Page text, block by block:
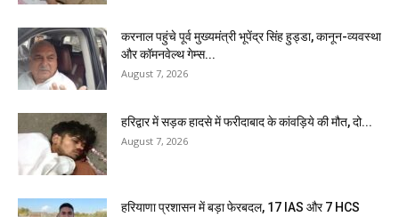
करनाल पहुंचे पूर्व मुख्यमंत्री भूपेंद्र सिंह हुड्डा, कानून-व्यवस्था
और कॉमनवेल्थ गेम्स...
August 7, 2026
हरिद्वार में सड़क हादसे में फरीदाबाद के कांवड़िये की मौत, दो...
August 7, 2026
हरियाणा प्रशासन में बड़ा फेरबदल, 17 IAS और 7 HCS